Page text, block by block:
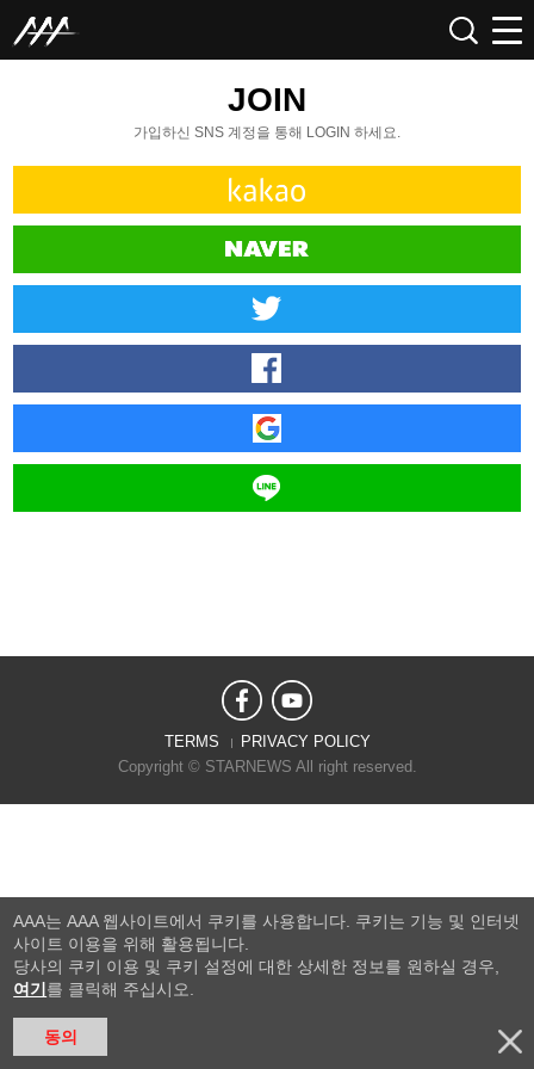
JOIN
가입하신 SNS 계정을 통해 LOGIN 하세요.
TERMS
PRIVACY POLICY
Copyright © STARNEWS All right reserved.
AAA는 AAA 웹사이트에서 쿠키를 사용합니다. 쿠키는 기능 및 인터넷
사이트 이용을 위해 활용됩니다.
당사의 쿠키 이용 및 쿠키 설정에 대한 상세한 정보를 원하실 경우,
여기 를 클릭해 주십시오.
동의